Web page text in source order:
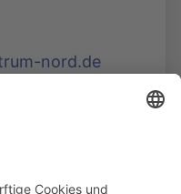
nord.de